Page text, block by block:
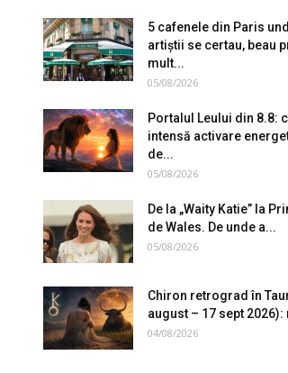
5 cafenele din Paris
artiștii se certau, beau
mult...
05/08/2026
Portalul Leului din 8.8:
intensă activare
de...
05/08/2026
De la „Waity Katie” la
de Wales. De unde a...
05/08/2026
Chiron retrograd în
august – 17 sept 2026):
04/08/2026